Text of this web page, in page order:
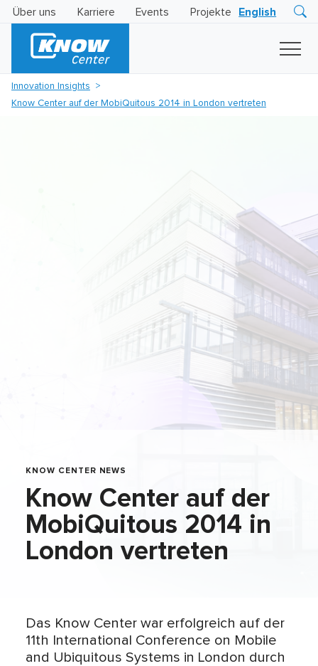
Über uns Karriere Events Projekte English
Business
Innovation Insights
Know Center auf der MobiQuitous 2014 in London vertreten
KNOW CENTER NEWS
Know Center auf der
MobiQuitous 2014 in
London vertreten
Das Know Center war erfolgreich auf der
11th International Conference on Mobile
and Ubiquitous Systems in London durch